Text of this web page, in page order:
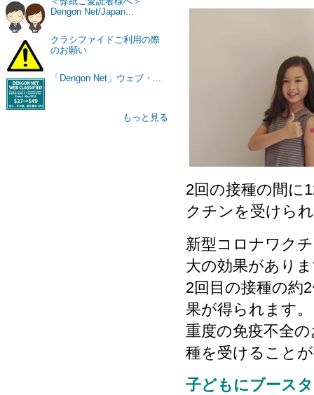
Dengon Net/Japan...
クラシファイドご利用の際
のお願い
「Dengon Net」ウェブ・...
もっと見る
2回の接種の間に
クチンを受けら
新型コロナワク
大の効果があり
2回目の接種の約
果が得られます。
重度の免疫不全
種を受けること
子どもにブース